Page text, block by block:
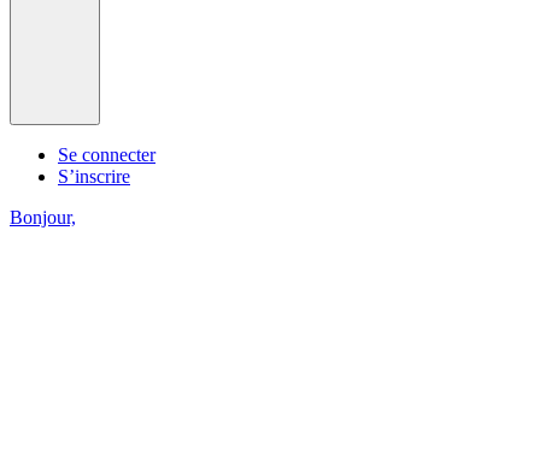
Se connecter
S’inscrire
Bonjour,